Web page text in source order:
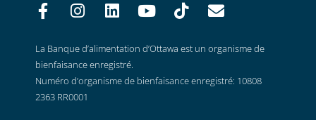
La Banque d’alimentation d’Ottawa est un organisme de
bienfaisance enregistré.
Numéro d’organisme de bienfaisance enregistré: 10808
2363 RR0001